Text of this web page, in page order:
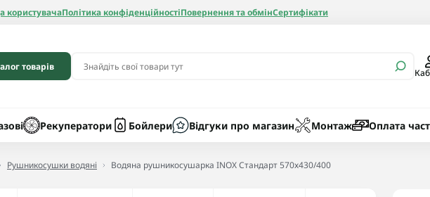
користувачаПолітика конфіденційностіПовернення та обмінСертифікати
товарів
Рекуператори Бойлери Відгуки про магазин Монтаж Оплата
Колби
Рушникосушки водяні Водяна рушникосушарка INOX Стандарт 570х430/400